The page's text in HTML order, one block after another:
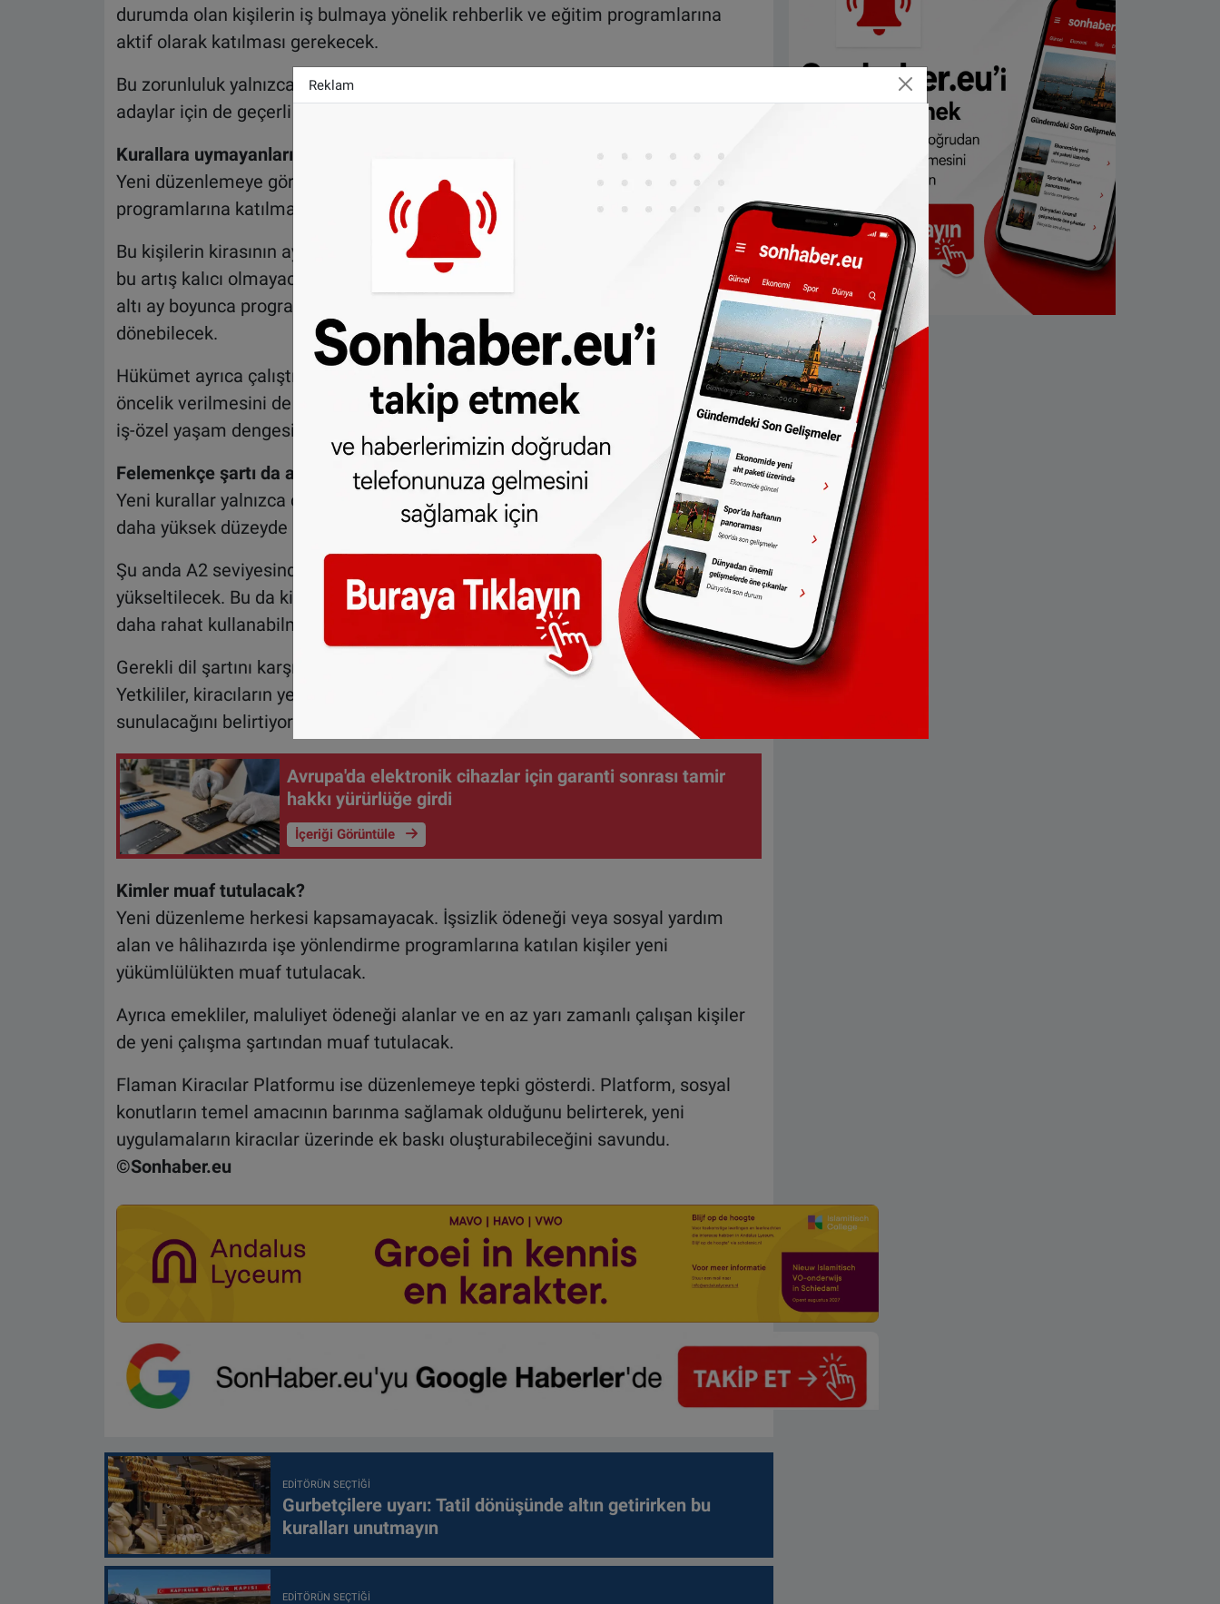
durumda olan kişilerin iş bulmaya yönelik rehberlik ve eğitim programlarına
aktif olarak katılması gerekecek.
Bu zorunluluk yalnızca mevcut kiracılar için değil, sosyal konut sırası bekleyen
adaylar için de geçerli olacak.
Kurallara uymayanların kirası artabilecek
Yeni düzenlemeye göre, yapılan uyarılara rağmen işe yönlendirme
programlarına katılmayı reddeden kiracılar daha yüksek kira ödeyecek.
Bu kişilerin kirasının aylık 50 ila 150 euro arasında artması öngörülüyor. Ancak
bu artış kalıcı olmayacak. Daha sonra işe yönlendirme sürecine katılan ve en az
altı ay boyunca programı takip eden kişiler yeniden normal kira seviyesine
dönebilecek.
Hükümet ayrıca çalıştığı belediyede sosyal konut başvurusu yapan kişilere
öncelik verilmesini de planlıyor. Bu uygulamanın işe ulaşımı kolaylaştırması ve
iş-özel yaşam dengesini desteklemesi hedefleniyor.
Felemenkçe şartı da ağırlaşıyor
Yeni kurallar yalnızca çalışma hayatıyla sınırlı değil. Sosyal konut kiracılarından
daha yüksek düzeyde Felemenkçe bilgisi de istenecek.
Şu anda A2 seviyesinde olan dil şartı, sözlü iletişimde B1 seviyesine
yükseltilecek. Bu da kiracıların günlük hayatta ve komşularıyla iletişimde dili
daha rahat kullanabilmeleri gerektiği anlamına geliyor.
Gerekli dil şartını karşılayamayanlar para cezasıyla karşı karşıya kalabilecek.
Yetkililer, kiracıların yeni şartları karşılayabilmesi için uygun fiyatlı dil kurslarının
sunulacağını belirtiyor.
Avrupa'da elektronik cihazlar için garanti sonrası tamir
hakkı yürürlüğe girdi
İçeriği Görüntüle
Kimler muaf tutulacak?
Yeni düzenleme herkesi kapsamayacak. İşsizlik ödeneği veya sosyal yardım
alan ve hâlihazırda işe yönlendirme programlarına katılan kişiler yeni
yükümlülükten muaf tutulacak.
Ayrıca emekliler, maluliyet ödeneği alanlar ve en az yarı zamanlı çalışan kişiler
de yeni çalışma şartından muaf tutulacak.
Flaman Kiracılar Platformu ise düzenlemeye tepki gösterdi. Platform, sosyal
konutların temel amacının barınma sağlamak olduğunu belirterek, yeni
uygulamaların kiracılar üzerinde ek baskı oluşturabileceğini savundu.
©Sonhaber.eu
EDITÖRÜN SEÇTIĞI
Gurbetçilere uyarı: Tatil dönüşünde altın getirirken bu
kuralları unutmayın
EDITÖRÜN SEÇTIĞI
Reklam